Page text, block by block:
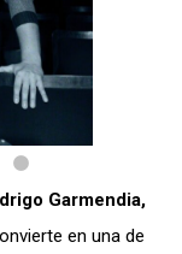
Garmendia,
en una de